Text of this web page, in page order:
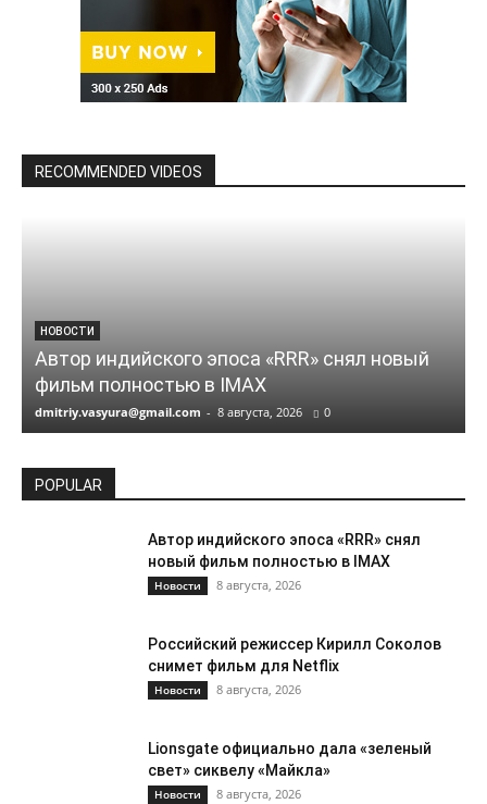
RECOMMENDED VIDEOS
НОВОСТИ
Автор индийского эпоса «RRR» снял новый
фильм полностью в IMAX
dmitriy.vasyura@gmail.com - 8 августа, 2026 0
POPULAR
Автор индийского эпоса «RRR» снял
новый фильм полностью в IMAX
Новости 8 августа, 2026
Российский режиссер Кирилл Соколов
снимет фильм для Netflix
Новости 8 августа, 2026
Lionsgate официально дала «зеленый
свет» сиквелу «Майкла»
Новости 8 августа, 2026